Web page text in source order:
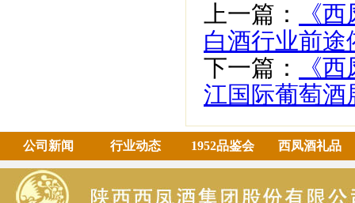
上一篇：
《
白酒行业前途
下一篇：
《
江国际葡萄酒
公司新闻 行业动态 1952品鉴会 西凤酒礼品